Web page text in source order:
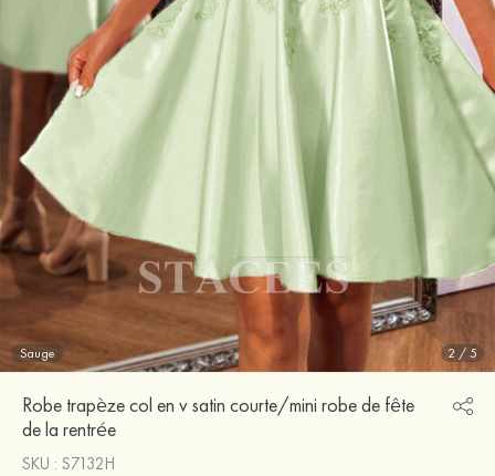
Sauge 2 /5
Robe trapèze col en v satin courte/mini robe de fête
de la rentrée
SKU : S7132H